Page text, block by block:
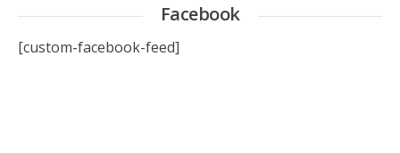
Facebook
[custom-facebook-feed]